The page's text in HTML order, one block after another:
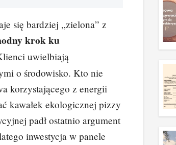
się bardziej „zielona” z
krok ku
uwielbiają
o środowisko. Kto nie
korzystającego z energii
kawałek ekologicznej pizzy
padł ostatnio argument
inwestycja w panele